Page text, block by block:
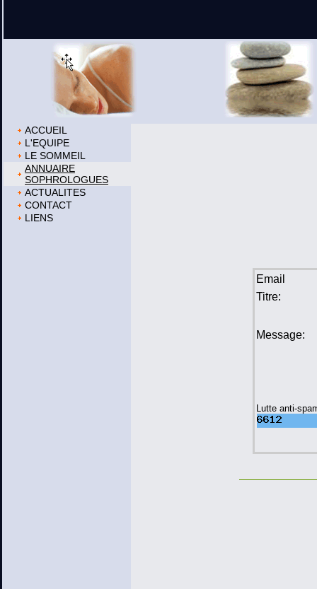
ACCUEIL
L'EQUIPE
LE SOMMEIL
ANNUAIRE
SOPHROLOGUES
ACTUALITES
CONTACT
LIENS
Email
Titre:
Message:
Lutte anti-